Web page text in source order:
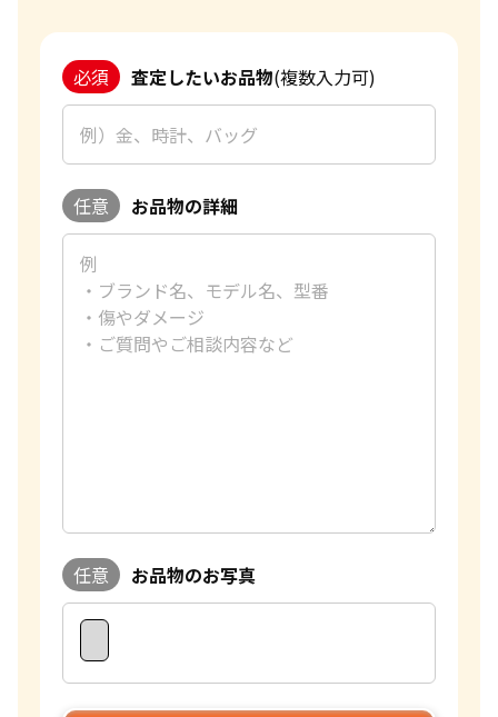
必須 査定したいお品物(複数入力可)
任意 お品物の詳細
任意 お品物のお写真